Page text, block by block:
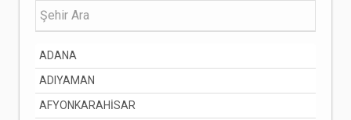
ADANA
ADIYAMAN
AFYONKARAHİSAR